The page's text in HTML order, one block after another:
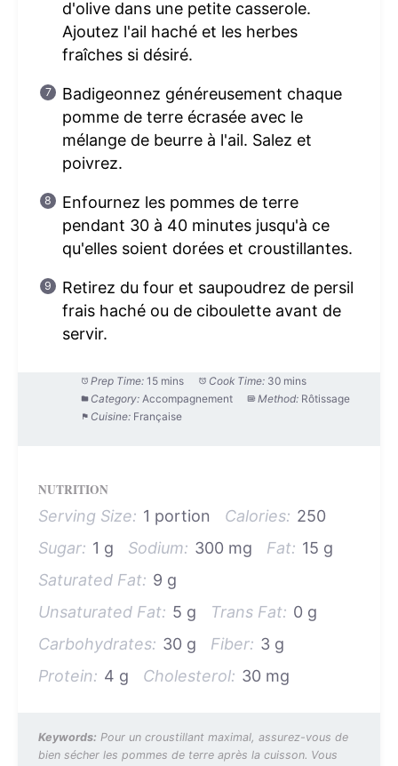
d'olive dans une petite casserole.
Ajoutez l'ail haché et les herbes
fraîches si désiré.
Badigeonnez généreusement chaque
pomme de terre écrasée avec le
mélange de beurre à l'ail. Salez et
poivrez.
Enfournez les pommes de terre
pendant 30 à 40 minutes jusqu'à ce
qu'elles soient dorées et croustillantes.
Retirez du four et saupoudrez de persil
frais haché ou de ciboulette avant de
servir.
Prep Time: 15 mins Cook Time: 30 mins
Category: Accompagnement Method: Rôtissage
Cuisine: Française
NUTRITION
Serving Size: 1 portion Calories: 250
Sugar: 1 g Sodium: 300 mg Fat: 15 g
Saturated Fat: 9 g
Unsaturated Fat: 5 g Trans Fat: 0 g
Carbohydrates: 30 g Fiber: 3 g
Protein: 4 g Cholesterol: 30 mg
Keywords: Pour un croustillant maximal, assurez-vous de
bien sécher les pommes de terre après la cuisson. Vous